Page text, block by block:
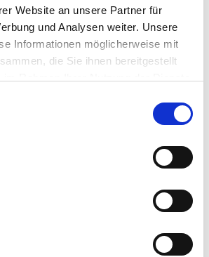
Website an unsere Partner für
und Analysen weiter. Unsere
Informationen möglicherweise mit
die Sie ihnen bereitgestellt